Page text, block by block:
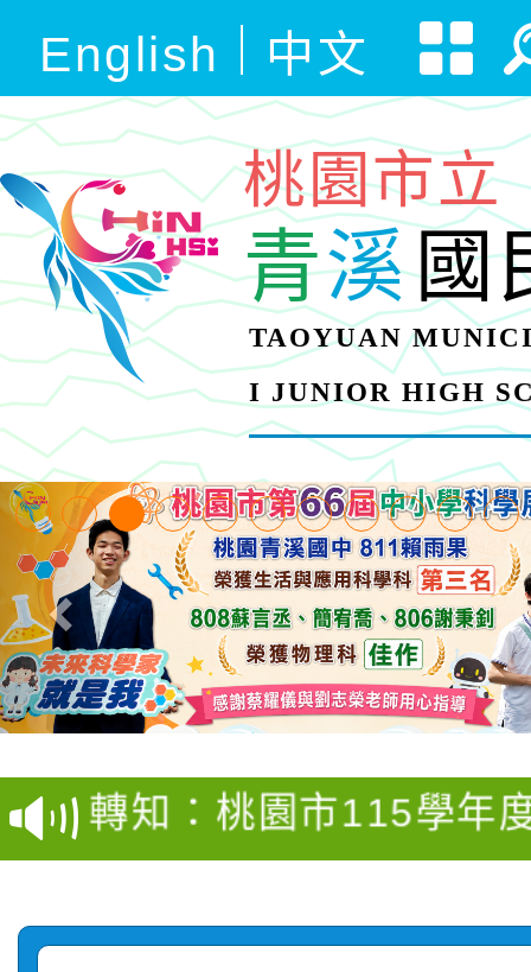
English 中文
桃園市立
青溪國
TAOYUAN
I JUNIOR HIGH
【甄選結果(第4招)】
學年度第1學期第9次代
結果(第4招)
【甄選結果(第12招)】
學年度第1學期第7次代
結果(第12招)
轉知：桃園市115學年
賽及師生本土語及新住
賽實施要點
轉知：「桃園市115學
比賽實施要點」
轉知：「115年金融知